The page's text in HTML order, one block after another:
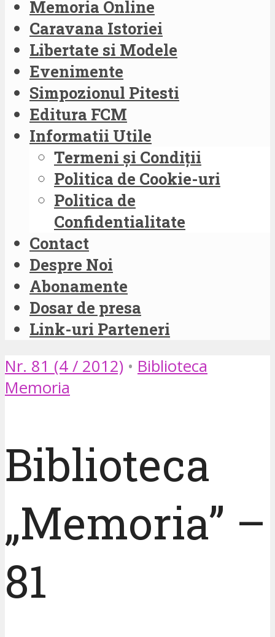
Memoria Online
Caravana Istoriei
Libertate si Modele
Evenimente
Simpozionul Pitesti
Editura FCM
Informatii Utile
Termeni și Condiții
Politica de Cookie-uri
Politica de
Confidentialitate
Contact
Despre Noi
Abonamente
Dosar de presa
Link-uri Parteneri
Nr. 81 (4 / 2012) • Biblioteca
Memoria
Biblioteca
„Memoria” –
81